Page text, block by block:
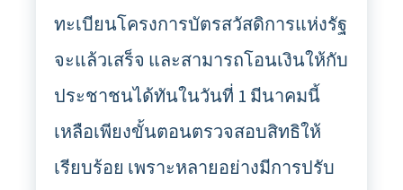
ทะเบียนโครงการบัตรสวัสดิการแห่งรัฐ
จะแล้วเสร็จ และสามารถโอนเงินให้กับ
ประชาชนได้ทันในวันที่ 1 มีนาคมนี้
เหลือเพียงขั้นตอนตรวจสอบสิทธิให้
เรียบร้อย เพราะหลายอย่างมีการปรับ